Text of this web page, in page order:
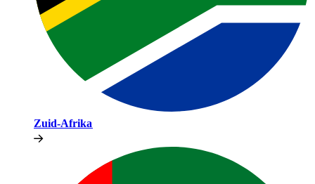
Zuid-Afrika​​